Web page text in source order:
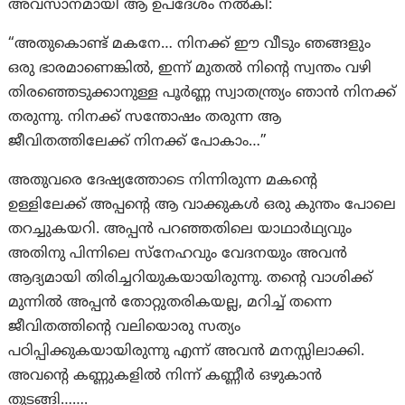
അവസാനമായി ആ ഉപദേശം നൽകി:
“അതുകൊണ്ട് മകനേ… നിനക്ക് ഈ വീടും ഞങ്ങളും
ഒരു ഭാരമാണെങ്കിൽ, ഇന്ന് മുതൽ നിന്റെ സ്വന്തം വഴി
തിരഞ്ഞെടുക്കാനുള്ള പൂർണ്ണ സ്വാതന്ത്ര്യം ഞാൻ നിനക്ക്
തരുന്നു. നിനക്ക് സന്തോഷം തരുന്ന ആ
ജീവിതത്തിലേക്ക് നിനക്ക് പോകാം…”
അതുവരെ ദേഷ്യത്തോടെ നിന്നിരുന്ന മകന്റെ
ഉള്ളിലേക്ക് അപ്പന്റെ ആ വാക്കുകൾ ഒരു കുന്തം പോലെ
തറച്ചുകയറി. അപ്പൻ പറഞ്ഞതിലെ യാഥാർഥ്യവും
അതിനു പിന്നിലെ സ്നേഹവും വേദനയും അവൻ
ആദ്യമായി തിരിച്ചറിയുകയായിരുന്നു. തന്റെ വാശിക്ക്
മുന്നിൽ അപ്പൻ തോറ്റുതരികയല്ല, മറിച്ച് തന്നെ
ജീവിതത്തിന്റെ വലിയൊരു സത്യം
പഠിപ്പിക്കുകയായിരുന്നു എന്ന് അവൻ മനസ്സിലാക്കി.
അവന്റെ കണ്ണുകളിൽ നിന്ന് കണ്ണീർ ഒഴുകാൻ
തുടങ്ങി…….